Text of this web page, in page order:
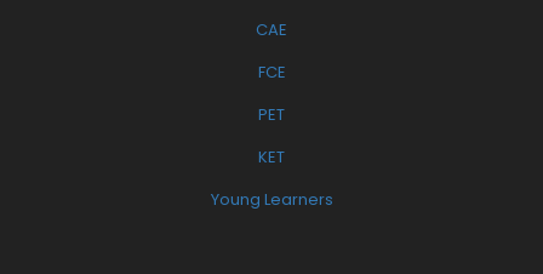
CAE
FCE
PET
KET
Young Learners